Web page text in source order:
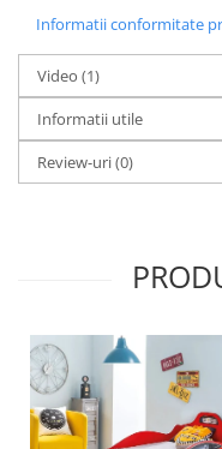
Informatii conformitate
Video (1)
Informatii utile
Review-uri(0)